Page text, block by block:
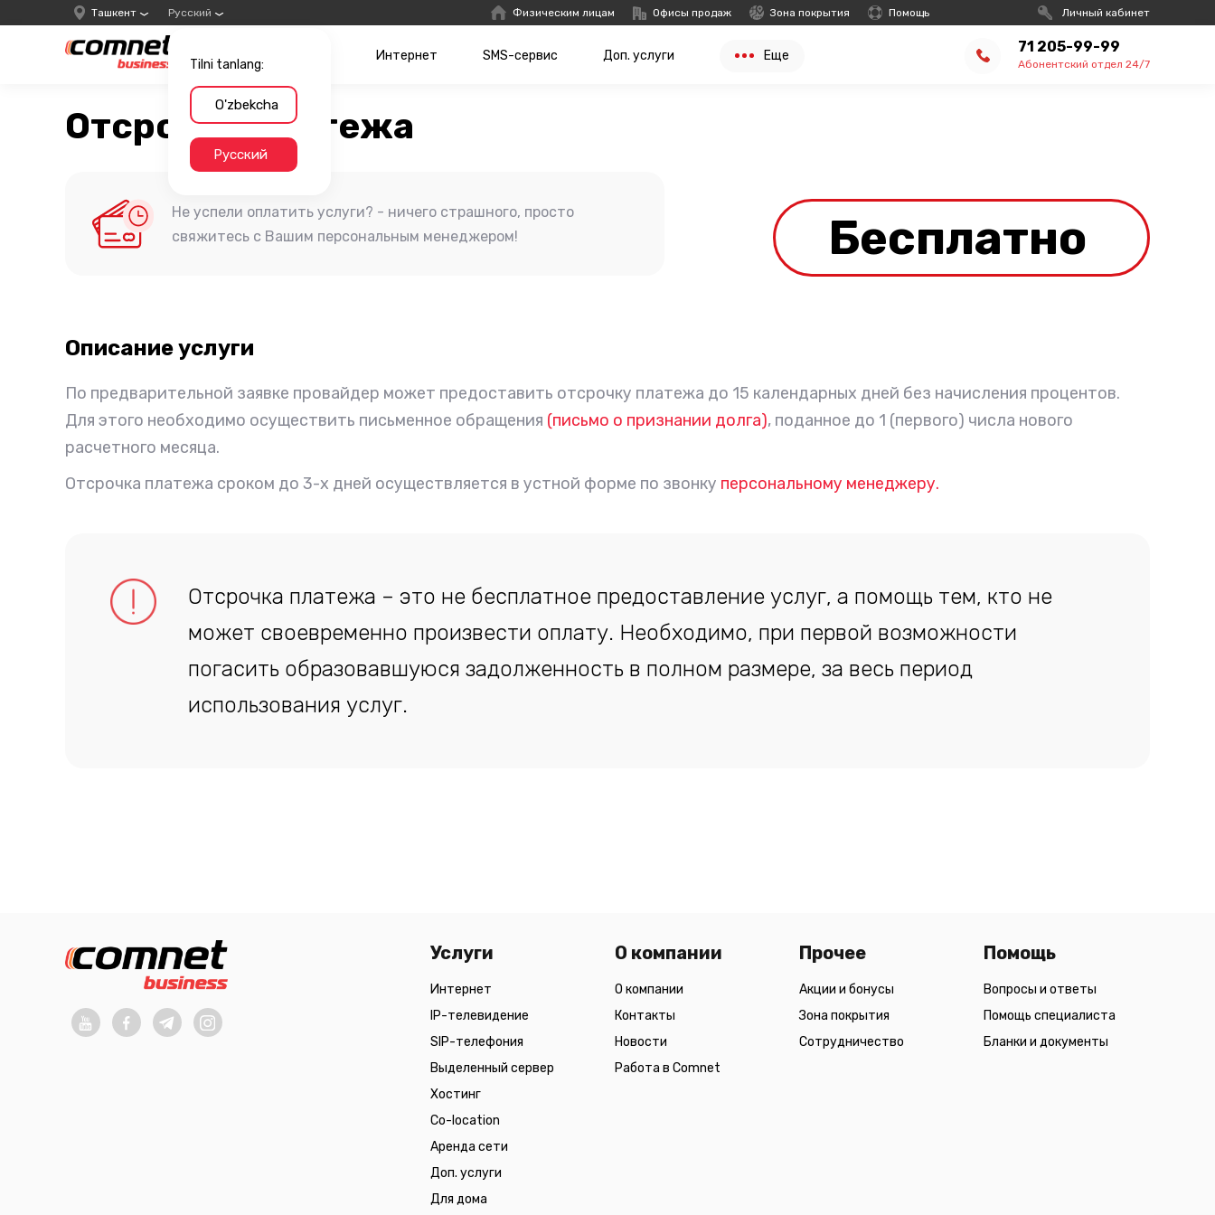
Ташкент Русский
Tilni tanlang:
O'zbekcha
Русский
Физическим лицам Офисы продаж Зона покрытия Помощь Личный кабинет
Интернет SMS-сервис Доп. услуги Еще 71 205-99-99
Абонентский отдел 24/7
Отсрочка платежа
Не успели оплатить услуги? - ничего страшного, просто
свяжитесь с Вашим персональным менеджером!
Бесплатно
Описание услуги
По предварительной заявке провайдер может предоставить отсрочку платежа до 15 календарных дней без начисления процентов.
Для этого необходимо осуществить письменное обращения (письмо о признании долга), поданное до 1 (первого) числа нового
расчетного месяца.
Отсрочка платежа сроком до 3-х дней осуществляется в устной форме по звонку персональному менеджеру.
Отсрочка платежа – это не бесплатное предоставление услуг, а помощь тем, кто не
может своевременно произвести оплату. Необходимо, при первой возможности
погасить образовавшуюся задолженность в полном размере, за весь период
использования услуг.
Услуги
Интернет
IP-телевидение
SIP-телефония
Выделенный сервер
Хостинг
Co-location
Аренда сети
Доп. услуги
Для дома
О компании
О компании
Контакты
Новости
Работа в Comnet
Прочее
Акции и бонусы
Зона покрытия
Сотрудничество
Помощь
Вопросы и ответы
Помощь специалиста
Бланки и документы